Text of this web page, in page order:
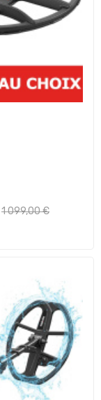
Prix
1 099,00 €